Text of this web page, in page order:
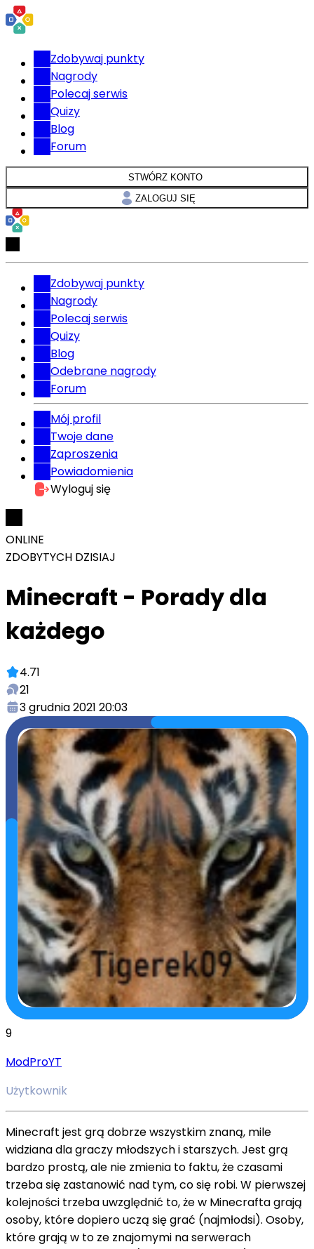
Zdobywaj punkty
Nagrody
Polecaj serwis
Quizy
Blog
Forum
STWÓRZ KONTO
ZALOGUJ SIĘ
Zdobywaj punkty
Nagrody
Polecaj serwis
Quizy
Blog
Odebrane nagrody
Forum
Mój profil
Twoje dane
Zaproszenia
Powiadomienia
Wyloguj się
ONLINE
ZDOBYTYCH DZISIAJ
Minecraft - Porady dla
każdego
4.71
21
3 grudnia 2021 20:03
9
ModProYT
Użytkownik
Minecraft jest grą dobrze wszystkim znaną, mile
widziana dla graczy młodszych i starszych. Jest grą
bardzo prostą, ale nie zmienia to faktu, że czasami
trzeba się zastanowić nad tym, co się robi. W pierwszej
kolejności trzeba uwzględnić to, że w Minecrafta grają
osoby, które dopiero uczą się grać (najmłodsi). Osoby,
które grają w to ze znajomymi na serwerach